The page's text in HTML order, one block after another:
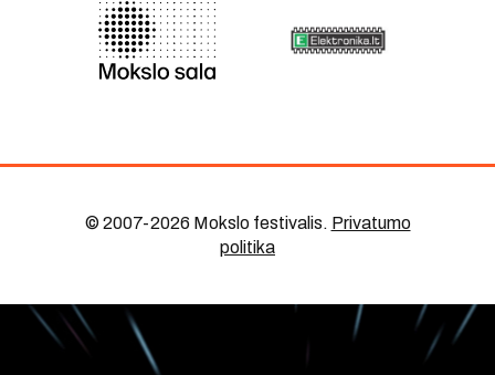
© 2007-2026 Mokslo festivalis. Privatumo
politika